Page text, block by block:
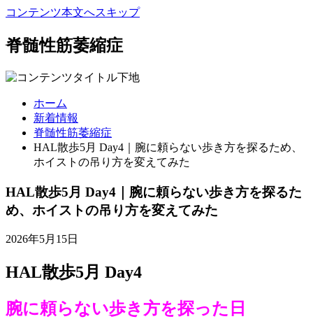
コンテンツ本文へスキップ
脊髄性筋萎縮症
ホーム
新着情報
脊髄性筋萎縮症
HAL散歩5月 Day4｜腕に頼らない歩き方を探るため、
ホイストの吊り方を変えてみた
HAL散歩5月 Day4｜腕に頼らない歩き方を探るた
め、ホイストの吊り方を変えてみた
2026年5月15日
HAL散歩5月 Day4
腕に頼らない歩き方を探った日